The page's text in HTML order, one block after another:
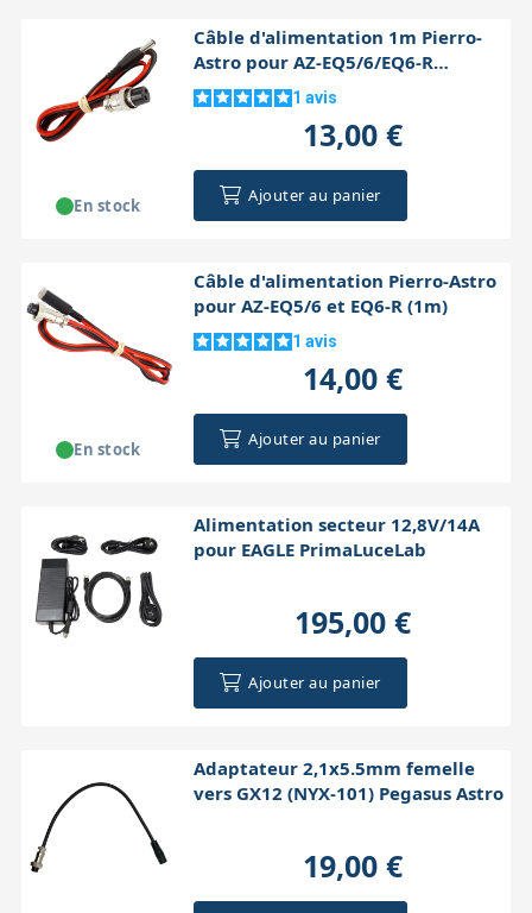
Câble d'alimentation 1m Pierro-
Astro pour AZ-EQ5/6/EQ6-R
(5.5/2.1mm)
1 avis
13,00 €
Ajouter au panier
En stock
Câble d'alimentation Pierro-Astro
pour AZ-EQ5/6 et EQ6-R (1m)
1 avis
14,00 €
Ajouter au panier
En stock
Alimentation secteur 12,8V/14A
pour EAGLE PrimaLuceLab
195,00 €
Ajouter au panier
Adaptateur 2,1x5.5mm femelle
vers GX12 (NYX-101) Pegasus Astro
19,00 €